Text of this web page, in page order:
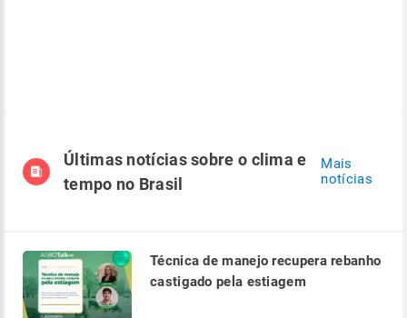
Últimas notícias sobre o clima e
tempo no Brasil
Mais
notícias
Técnica de manejo recupera rebanho
castigado pela estiagem